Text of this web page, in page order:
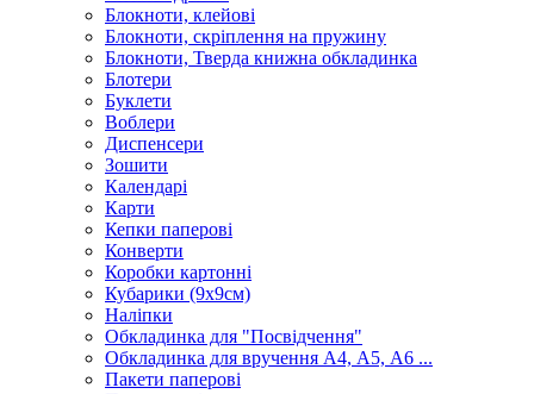
Блокноти, клейові
Блокноти, скріплення на пружину
Блокноти, Тверда книжна обкладинка
Блотери
Буклети
Воблери
Диспенсери
Зошити
Календарі
Карти
Кепки паперові
Конверти
Коробки картонні
Кубарики (9х9см)
Наліпки
Обкладинка для "Посвідчення"
Обкладинка для вручення А4, А5, А6 ...
Пакети паперові